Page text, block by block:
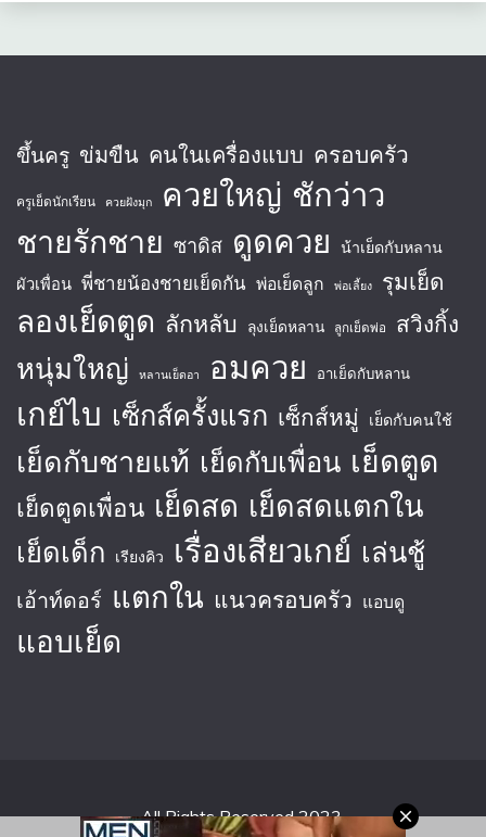
ขึ้นครู ข่มขืน คนในเครื่องแบบ ครอบครัว
ครูเย็ดนักเรียน ควยฝังมุก ควยใหญ่ ชักว่าว
ชายรักชาย ซาดิส ดูดควย น้าเย็ดกับหลาน
ผัวเพื่อน พี่ชายน้องชายเย็ดกัน พ่อเย็ดลูก พ่อเลี้ยง รุมเย็ด
ลองเย็ดตูด ลักหลับ ลุงเย็ดหลาน ลูกเย็ดพ่อ สวิงกิ้ง
หนุ่มใหญ่ หลานเย็ดอา อมควย อาเย็ดกับหลาน
เกย์ไบ เซ็กส์ครั้งแรก เซ็กส์หมู่ เย็ดกับคนใช้
เย็ดกับชายแท้ เย็ดกับเพื่อน เย็ดตูด
เย็ดตูดเพื่อน เย็ดสด เย็ดสดแตกใน
เย็ดเด็ก เรียงคิว เรื่องเสียวเกย์ เล่นชู้
เอ้าท์ดอร์ แตกใน แนวครอบครัว แอบดู
แอบเย็ด
All Rights Reserved 2023.